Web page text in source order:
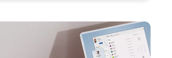
гарантованим запасом міцності. Пікові […]